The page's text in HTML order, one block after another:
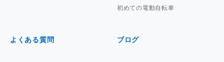
初めての電動自転車
よくある質問 ブログ